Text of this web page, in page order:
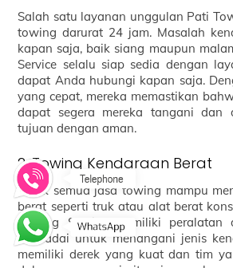
Salah satu layanan unggulan Pati
towing darurat 24 jam. Masalah
kapan saja, baik siang maupun
Service selalu siap sedia dengan
dapat Anda hubungi kapan saja.
yang cepat, mereka memastikan
dapat segera mereka tangani dan
tujuan dengan aman.
2. Towing Kendaraan Berat
Tidak semua jasa towing mampu
berat seperti truk atau alat berat
Towing Service memiliki peralatan
memadai untuk menangani jenis
memiliki derek yang kuat dan tim